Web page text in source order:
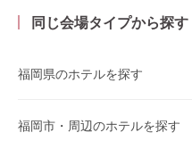
同じ会場タイプから探す
福岡県のホテルを探す
福岡市・周辺のホテルを探す